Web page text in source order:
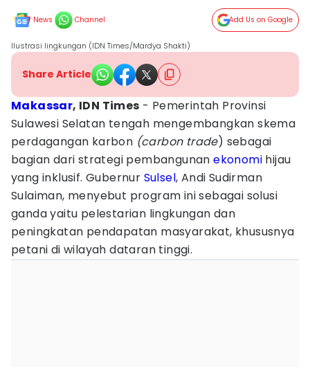
News Channel Add Us on Google
Ilustrasi lingkungan (IDN Times/Mardya Shakti)
Share Article
Makassar, IDN Times - Pemerintah Provinsi
Sulawesi Selatan tengah mengembangkan skema
perdagangan karbon (carbon trade) sebagai
bagian dari strategi pembangunanekonomi hijau
yang inklusif. Gubernur Sulsel, Andi Sudirman
Sulaiman, menyebut program ini sebagai solusi
ganda yaitu pelestarian lingkungan dan
peningkatan pendapatan masyarakat, khususnya
petani di wilayah dataran tinggi.